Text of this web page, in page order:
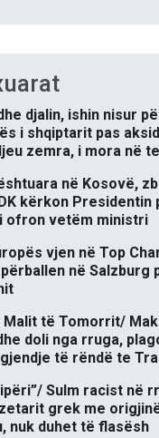
djalin, ishin nisur
i shqiptarit pas
zemra, i mora në
në Kosovë,
kërkon Presidentin
ofron vetëm ministri
vjen në Top
në Salzburg
të Tomorrit/
doli nga rruga,
të rëndë te
Sulm racist në
grek me
nuk duhet të flasësh